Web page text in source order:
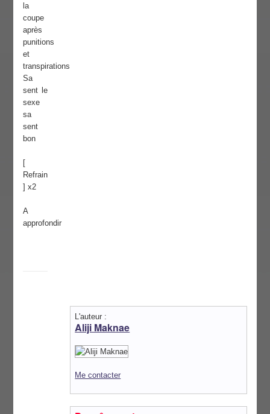
la
coupe
après
punitions
et
transpirations
Sa
sent le
sexe
sa
sent
bon
[
Refrain
] x2
A
approfondir
L'auteur :
Aliji Maknae
Me contacter